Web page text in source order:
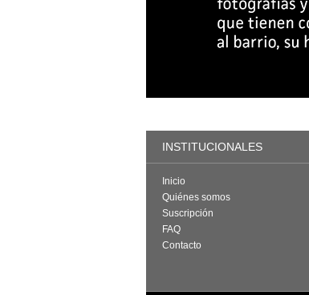
INSTITUCIONALES
Inicio
Quiénes somos
Suscripción
FAQ
Contacto